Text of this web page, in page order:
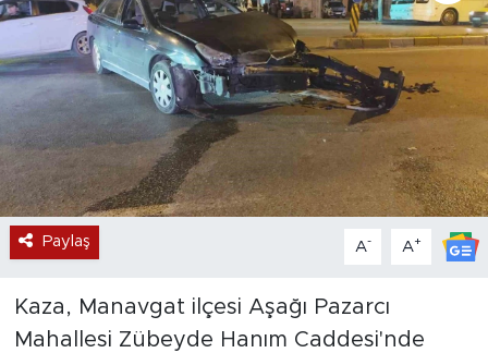
Paylaş A- A+
Kaza, Manavgat ilçesi Aşağı Pazarcı
Mahallesi Zübeyde Hanım Caddesi'nde
Sağlık
Spor
Turizm